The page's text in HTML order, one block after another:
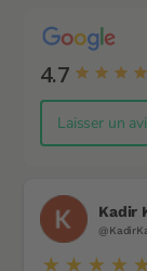
4.7
Laisser un
Kadir